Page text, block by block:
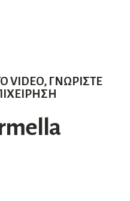
VIDEO, ΓΝΩΡΊΣΤΕ